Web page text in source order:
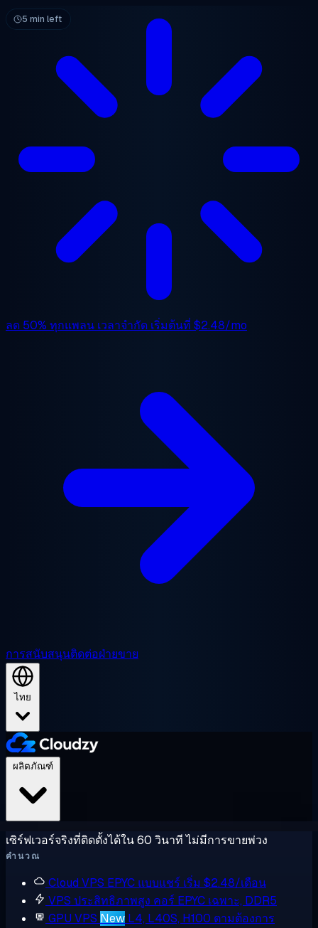
ข้ามไปยังเนื้อหาหลัก
ลด 50% ทุกแพลน เวลาจำกัด เริ่มต้นที่ $2.48/mo
การสนับสนุนติดต่อฝ่ายขาย
ไทย
เซิร์ฟเวอร์จริงที่ติดตั้งได้ใน 60 วินาที ไม่มีการขายพ่วง
คำนวณ
Cloud VPS EPYC แบบแชร์ เริ่ม $2.48/เดือน
VPS ประสิทธิภาพสูง คอร์ EPYC เฉพาะ, DDR5
GPU VPS New L4, L40S, H100 ตามต้องการ
5 min left